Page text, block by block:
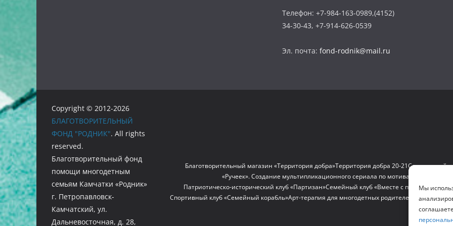
Мы
Телефон: +7-984-163-0989,(4152)
34-30-43, +7-914-626-0539
Эл. почта: fond-rodnik@mail.ru
Благотворительный магазин «Территория добра»Территория добра 20-21Социальный
«Ручеек». Создание мультипликационного сериала по мотивам сказок и на
Патриотическо-исторический клуб «Партизан»Семейный клуб «Вместе с папой»«По
Спортивный клуб «Семейный корабль»Арт-терапия для многодетных родителей Проект
Copyright © 2012-2026
БЛАГОТВОРИТЕЛЬНЫЙ
ФОНД "РОДНИК". All rights
reserved.
Благотворительный фонд
помощи многодетным
семьям Камчатки «Родник»
г. Петропавловск-
Камчатский, ул.
Дальневосточная, д. 28,